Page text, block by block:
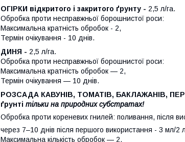
ОГІРКИ відкритого і закритого ґрунту - 2,5 л/га.
Обробка проти несправжньої борошнистої роси:
Максимальна кратність обробок - 2,
Термін очікування - 10 днів.
ДИНЯ - 2,5 л/га.
Обробка проти несправжньої борошнистої роси:
Максимальна кратність обробок — 2,
Термін очікування — 10 днів.
РОЗСАДА КАВУНІВ, ТОМАТІВ, БАКЛАЖАНІВ,
ґрунті тільки на природних субстратах!
Обробка проти кореневих гнилей: поливання, після
через 7–10 днів після першого використання - 3 мл/2
Максимальна кількість обробок — 2.